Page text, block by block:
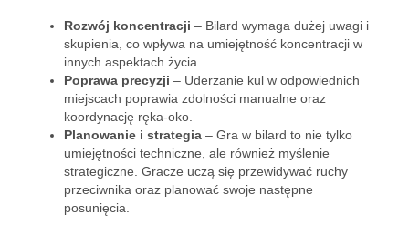
Rozwój koncentracji – Bilard wymaga dużej uwagi i
skupienia, co wpływa na umiejętność koncentracji w
innych aspektach życia.
Poprawa precyzji – Uderzanie kul w odpowiednich
miejscach poprawia zdolności manualne oraz
koordynację ręka-oko.
Planowanie i strategia – Gra w bilard to nie tylko
umiejętności techniczne, ale również myślenie
strategiczne. Gracze uczą się przewidywać ruchy
przeciwnika oraz planować swoje następne
posunięcia.